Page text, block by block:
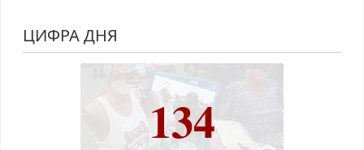
ЦИФРА ДНЯ
134